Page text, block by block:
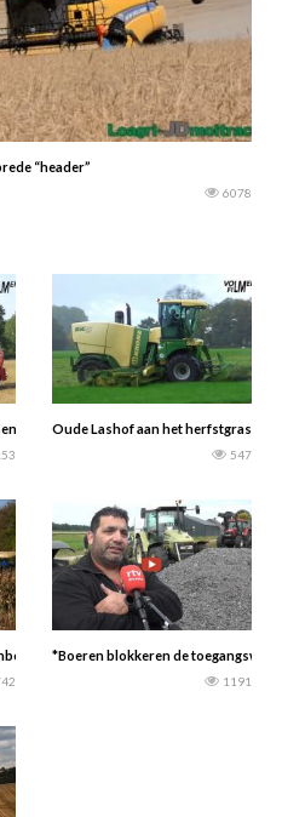
“header”
6078
door loonbedrijf Volker uit De Lutte met de
Oude Lashof aan het herfstgras maaien
547
Keulers hakselt de mais met de Krone
*Boeren blokkeren de toegangswegen
1191